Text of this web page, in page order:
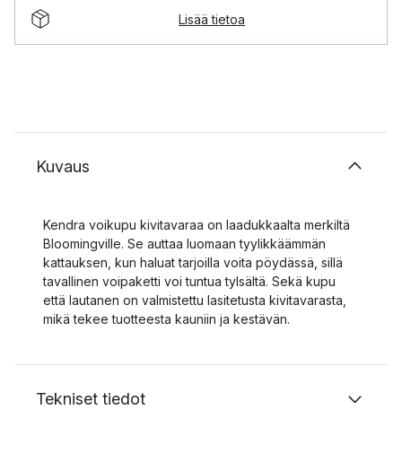
Lisää tietoa
Kuvaus
Kendra voikupu kivitavaraa on laadukkaalta merkiltä
Bloomingville. Se auttaa luomaan tyylikkäämmän
kattauksen, kun haluat tarjoilla voita pöydässä, sillä
tavallinen voipaketti voi tuntua tylsältä. Sekä kupu
että lautanen on valmistettu lasitetusta kivitavarasta,
mikä tekee tuotteesta kauniin ja kestävän.
Tekniset tiedot